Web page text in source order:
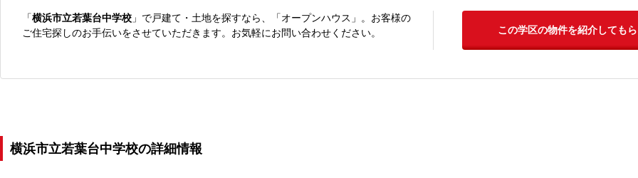
「横浜市立若葉台中学校 」で戸建て・土地を探すなら、「オープンハウス」。お客様の
ご住宅探しのお手伝いをさせていただきます。お気軽にお問い合わせください。
この学区の物件を紹介しても
横浜市立若葉台中学校の詳細情報